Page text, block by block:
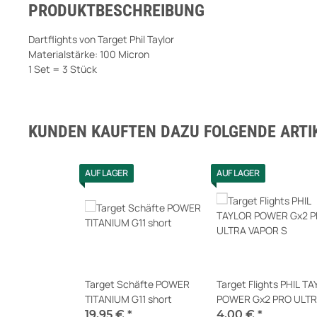
PRODUKTBESCHREIBUNG
Dartflights von Target Phil Taylor
Materialstärke: 100 Micron
1 Set = 3 Stück
KUNDEN KAUFTEN DAZU FOLGENDE
AUF LAGER
Target Schäfte POWER
TITANIUM G11 short
AUF LAGER
Target Flights PHIL
POWER Gx2 PRO ULTRA
VAPOR S